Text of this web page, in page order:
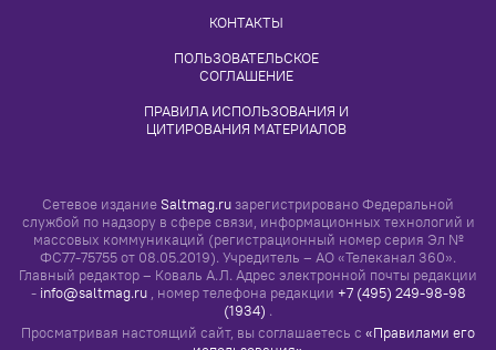
КОНТАКТЫ
ПОЛЬЗОВАТЕЛЬСКОЕ
СОГЛАШЕНИЕ
ПРАВИЛА ИСПОЛЬЗОВАНИЯ И
ЦИТИРОВАНИЯ МАТЕРИАЛОВ
Сетевое издание Saltmag.ru зарегистрировано Федеральной
службой по надзору в сфере связи, информационных технологий и
массовых коммуникаций (регистрационный номер серия Эл №
ФС77-75755 от 08.05.2019). Учредитель – АО «Телеканал 360».
Главный редактор – Коваль А.Л. Адрес электронной почты редакции
- info@saltmag.ru, номер телефона редакции +7 (495) 249-98-98
(1934) .
Просматривая настоящий сайт, вы соглашаетесь с «Правилами его